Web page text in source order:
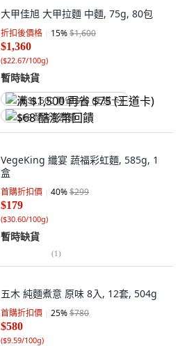
大甲佳旭 大甲拉麵 中麵, 75g, 80包
折扣後價格 15%$1,600
$1,360
($22.67/100g)
暫時缺貨
满 $1,500 再省 $75 (王道卡)
$68 酷澎幣回饋
VegeKing 纖宴 蔬福彩虹麵, 585g, 1
盒
首購折扣價 40%$299
$179
($30.60/100g)
暫時缺貨
(1)
五木 純麵煮意 原味 8入, 12套, 504g
首購折扣價 25%$780
$580
($9.59/100g)